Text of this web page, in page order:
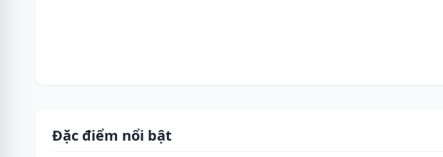
Đặc điểm nổi bật